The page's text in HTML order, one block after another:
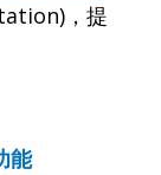
，提
能